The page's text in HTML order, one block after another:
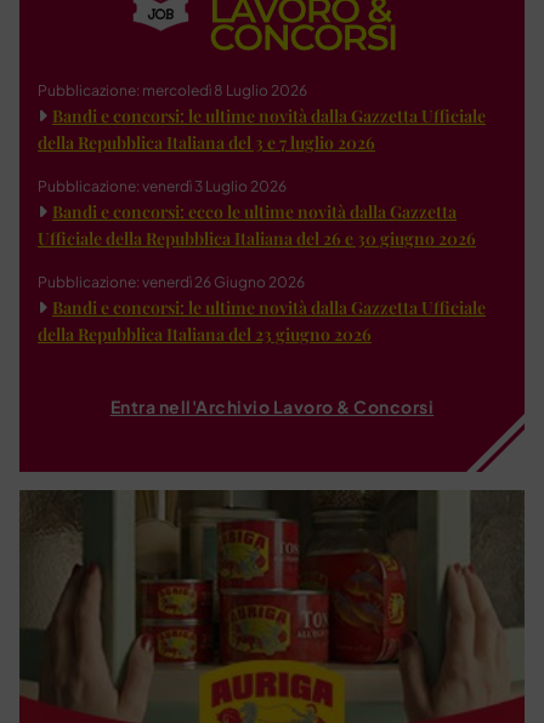
Pubblicazione: mercoledì 8 Luglio 2026
Bandi e concorsi: le ultime novità dalla Gazzetta Ufficiale
della Repubblica Italiana del 3 e 7 luglio 2026
Pubblicazione: venerdì 3 Luglio 2026
Bandi e concorsi: ecco le ultime novità dalla Gazzetta
Ufficiale della Repubblica Italiana del 26 e 30 giugno 2026
Pubblicazione: venerdì 26 Giugno 2026
Bandi e concorsi: le ultime novità dalla Gazzetta Ufficiale
della Repubblica Italiana del 23 giugno 2026
Entra nell'Archivio Lavoro & Concorsi